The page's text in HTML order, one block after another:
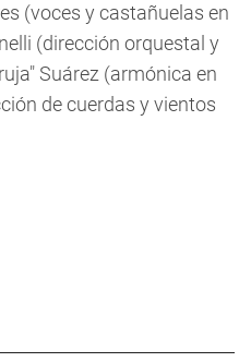
(voces y castañuelas en
(dirección orquestal y
Suárez (armónica en
de cuerdas y vientos